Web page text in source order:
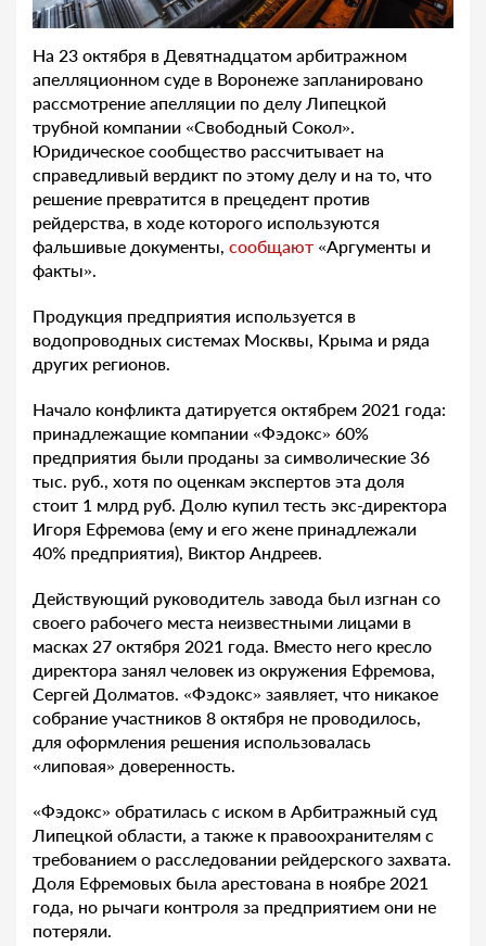
На 23 октября в Девятнадцатом арбитражном
апелляционном суде в Воронеже запланировано
рассмотрение апелляции по делу Липецкой
трубной компании «Свободный Сокол».
Юридическое сообщество рассчитывает на
справедливый вердикт по этому делу и на то, что
решение превратится в прецедент против
рейдерства, в ходе которого используются
фальшивые документы, сообщают «Аргументы и
факты».
Продукция предприятия используется в
водопроводных системах Москвы, Крыма и ряда
других регионов.
Начало конфликта датируется октябрем 2021 года:
принадлежащие компании «Фэдокс» 60%
предприятия были проданы за символические 36
тыс. руб., хотя по оценкам экспертов эта доля
стоит 1 млрд руб. Долю купил тесть экс-директора
Игоря Ефремова (ему и его жене принадлежали
40% предприятия), Виктор Андреев.
Действующий руководитель завода был изгнан со
своего рабочего места неизвестными лицами в
масках 27 октября 2021 года. Вместо него кресло
директора занял человек из окружения Ефремова,
Сергей Долматов. «Фэдокс» заявляет, что никакое
собрание участников 8 октября не проводилось,
для оформления решения использовалась
«липовая» доверенность.
«Фэдокс» обратилась с иском в Арбитражный суд
Липецкой области, а также к правоохранителям с
требованием о расследовании рейдерского захвата.
Доля Ефремовых была арестована в ноябре 2021
года, но рычаги контроля за предприятием они не
потеряли.